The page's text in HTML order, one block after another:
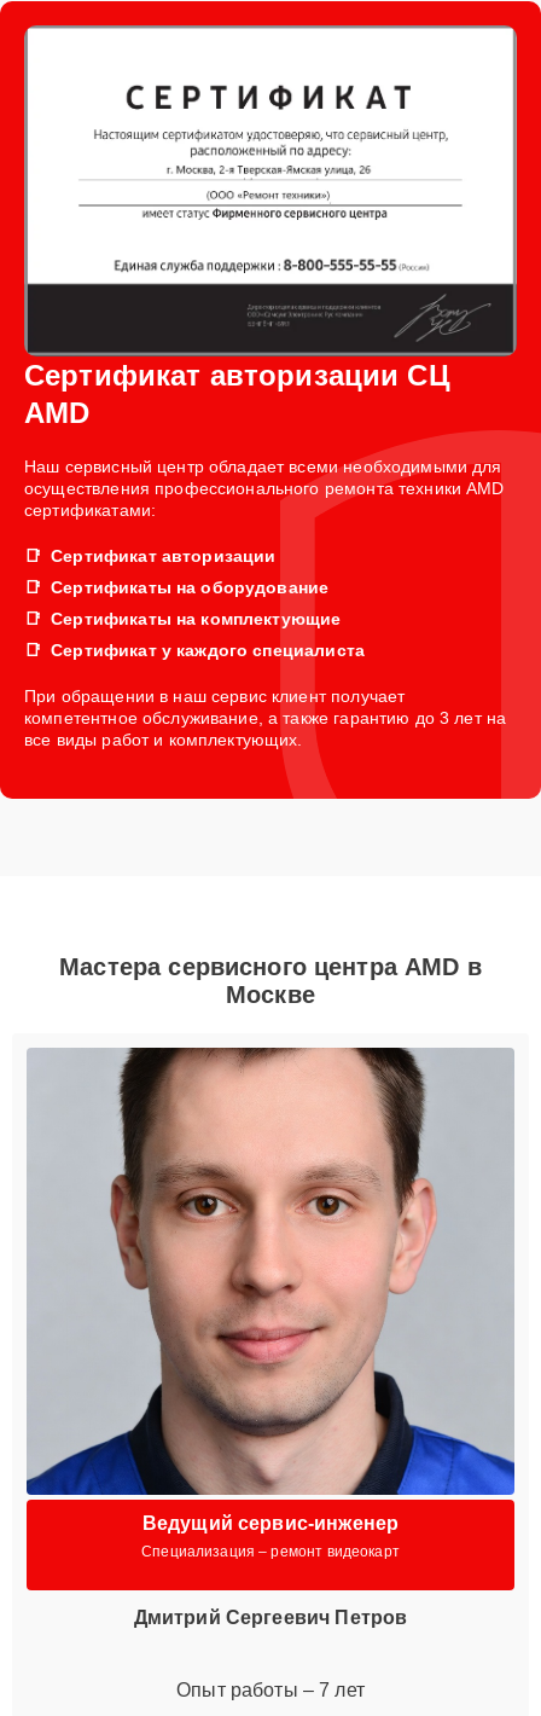
Сертификат авторизации СЦ
AMD
Наш сервисный центр обладает всеми необходимыми для
осуществления профессионального ремонта техники AMD
сертификатами:
Сертификат авторизации
Сертификаты на оборудование
Сертификаты на комплектующие
Сертификат у каждого специалиста
При обращении в наш сервис клиент получает
компетентное обслуживание, а также гарантию до 3 лет на
все виды работ и комплектующих.
Мастера сервисного центра AMD в
Москве
Ведущий сервис-инженер
Специализация – ремонт видеокарт
Дмитрий Сергеевич Петров
Опыт работы – 7 лет